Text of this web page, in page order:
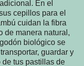
En el
cepillos para el
cuidan la fibra
de manera natural,
biológico se
guardar y
de tus pastillas de